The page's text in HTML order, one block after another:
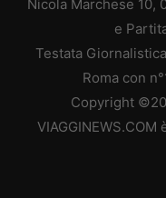
Nicola Marchese 10,
e
Testata
Roma con
Copyright